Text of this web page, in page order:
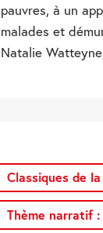
pauvres, à un
malades et
Natalie
Classiques de
Thème narratif